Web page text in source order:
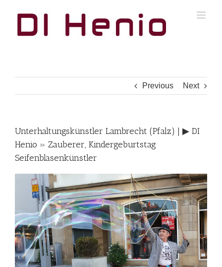
Previous Next
Unterhaltungskünstler Lambrecht (Pfalz) | ▶︎ DI
Henio » Zauberer, Kindergeburtstag
Seifenblasenkünstler